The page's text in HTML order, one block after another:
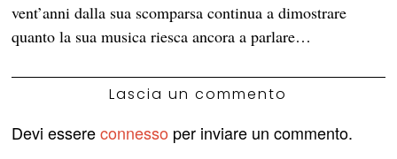
vent’anni dalla sua scomparsa continua a dimostrare
quanto la sua musica riesca ancora a parlare…
Lascia un commento
Devi essereconnesso per inviare un commento.